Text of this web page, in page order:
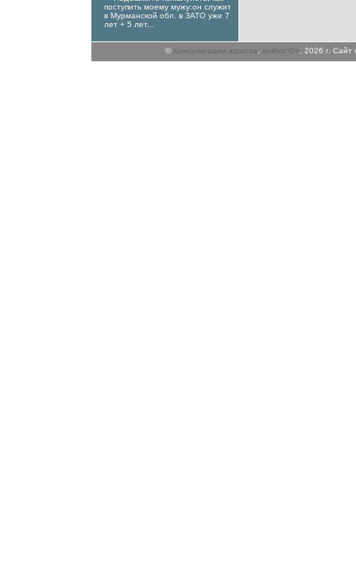
поступить моему мужу:он служит
в Мурманской обл. в ЗАТО уже 7
лет + 5 лет...
© Консультации юриста author G+ , 2026 г.